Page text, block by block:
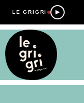
LE GRIGRI —